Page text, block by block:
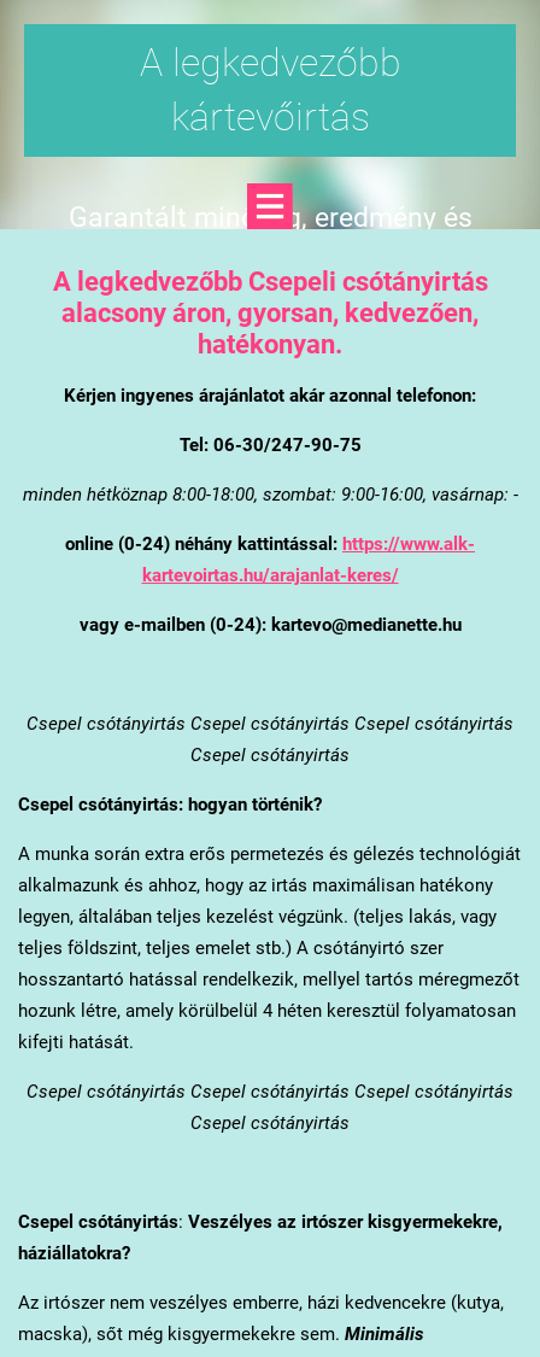
A legkedvezőbb
kártevőirtás
Garantált minőség, eredmény és
A legkedvezőbb Csepeli csótányirtás
alacsony áron, gyorsan, kedvezően,
hatékonyan.
Kérjen ingyenes árajánlatot akár azonnal telefonon:
Tel: 06-30/247-90-75
minden hétköznap 8:00-18:00, szombat: 9:00-16:00, vasárnap: -
online (0-24) néhány kattintással: https://www.alk-
kartevoirtas.hu/arajanlat-keres/
vagy e-mailben (0-24): kartevo@medianette.hu
Csepel csótányirtás Csepel csótányirtás Csepel csótányirtás
Csepel csótányirtás
Csepel csótányirtás: hogyan történik?
A munka során extra erős permetezés és gélezés technológiát
alkalmazunk és ahhoz, hogy az irtás maximálisan hatékony
legyen, általában teljes kezelést végzünk. (teljes lakás, vagy
teljes földszint, teljes emelet stb.) A csótányirtó szer
hosszantartó hatással rendelkezik, mellyel tartós méregmezőt
hozunk létre, amely körülbelül 4 héten keresztül folyamatosan
kifejti hatását.
Csepel csótányirtás Csepel csótányirtás Csepel csótányirtás
Csepel csótányirtás
Csepel csótányirtás: Veszélyes az irtószer kisgyermekekre,
háziállatokra?
Az irtószer nem veszélyes emberre, házi kedvencekre (kutya,
macska), sőt még kisgyermekekre sem. Minimális